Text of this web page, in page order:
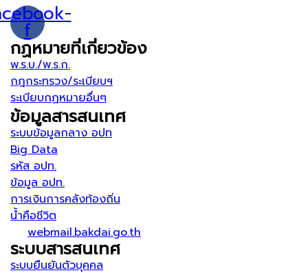
f
กฏหมายที่เกี่ยวข้อง
พ.ร.บ./พ.ร.ก.
กฎกระทรวง/ระเบียบฯ
ระเบียบกฏหมายอื่นๆ
ข้อมูลสารสนเทศ
ระบบข้อมูลกลาง อปท
Big Data
รหัส อปท.
ข้อมูล อปท.
การเงินการคลังท้องถิ่น
น้ำคือชีวิต
webmail.bakdai.go.th
ระบบสารสนเทศ
ระบบยืนยันตัวบุคคล